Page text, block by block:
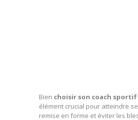
Bien choisir son coach sportif
élément crucial pour atteindre
remise en forme et éviter les